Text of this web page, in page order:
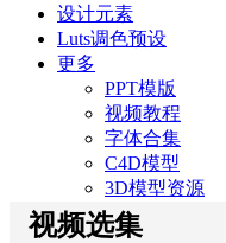
设计元素
Luts调色预设
更多
PPT模版
视频教程
字体合集
C4D模型
3D模型资源
视频选集